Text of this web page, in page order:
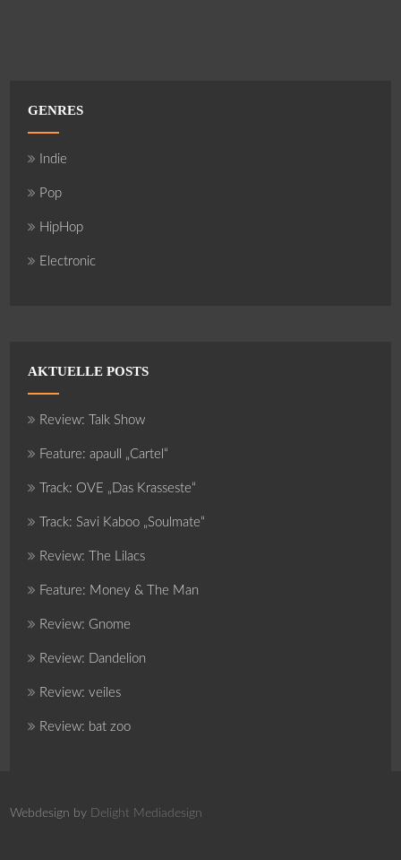
GENRES
Indie
Pop
HipHop
Electronic
AKTUELLE POSTS
Review: Talk Show
Feature: apaull „Cartel“
Track: OVE „Das Krasseste“
Track: Savi Kaboo „Soulmate“
Review: The Lilacs
Feature: Money & The Man
Review: Gnome
Review: Dandelion
Review: veiles
Review: bat zoo
Webdesign by Delight Mediadesign